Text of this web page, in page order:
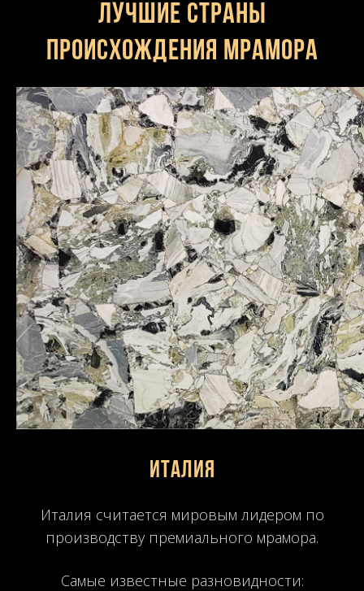
Лучшие страны
происхождения мрамора
Италия
Италия считается мировым лидером по
производству премиального мрамора.
Самые известные разновидности: